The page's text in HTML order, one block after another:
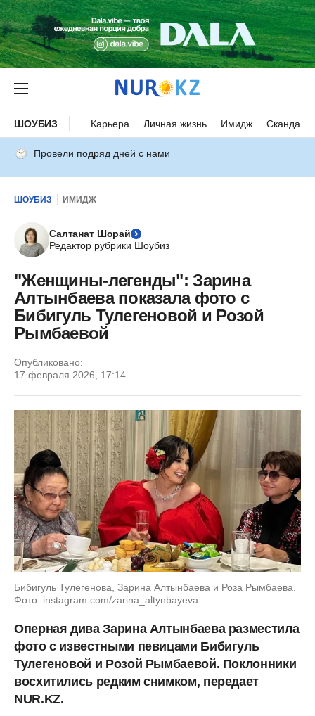
ШОУБИЗ Карьера Личная жизнь Имидж Скандалы
Провели подряд дней с нами
ШОУБИЗ ИМИДЖ
Салтанат Шорай
Редактор рубрики Шоубиз
"Женщины-легенды": Зарина
Алтынбаева показала фото с
Бибигуль Тулегеновой и Розой
Рымбаевой
Опубликовано:
17 февраля 2026, 17:14
Бибигуль Тулегенова, Зарина Алтынбаева и Роза Рымбаева.
Фото: instagram.com/zarina_altynbayeva
Оперная дива Зарина Алтынбаева разместила
фото с известными певицами Бибигуль
Тулегеновой и Розой Рымбаевой. Поклонники
восхитились редким снимком, передает
NUR.KZ.